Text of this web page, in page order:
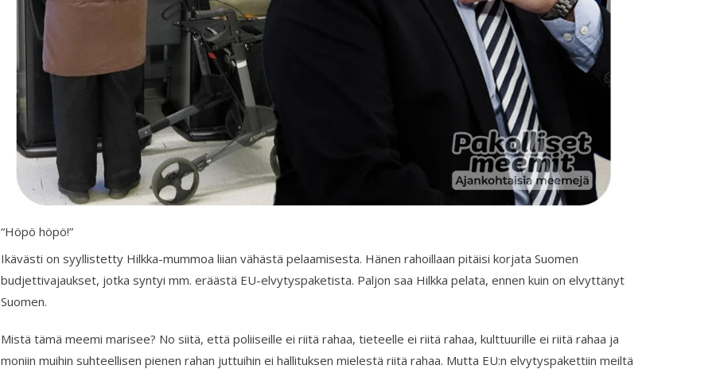
“Höpö höpö!”
Ikävästi on syyllistetty Hilkka-mummoa liian vähästä pelaamisesta. Hänen rahoillaan pitäisi korjata Suomen
budjettivajaukset, jotka syntyi mm. eräästä EU-elvytyspaketista. Paljon saa Hilkka pelata, ennen kuin on elvyttänyt
Suomen.
Mistä tämä meemi marisee? No siitä, että poliiseille ei riitä rahaa, tieteelle ei riitä rahaa, kulttuurille ei riitä rahaa ja
moniin muihin suhteellisen pienen rahan juttuihin ei hallituksen mielestä riitä rahaa. Mutta EU:n elvytyspakettiin meiltä